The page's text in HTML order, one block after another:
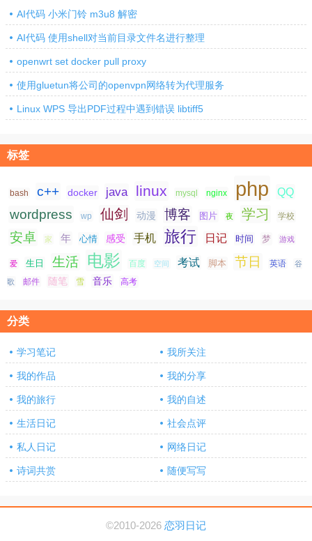
AI代码 小米门铃 m3u8 解密
AI代码 使用shell对当前目录文件名进行整理
openwrt set docker pull proxy
使用gluetun将公司的openvpn网络转为代理服务
Linux WPS 导出PDF过程中遇到错误 libtiff5
标签
bash c++ docker java linux mysql nginx php QQ
wordpress wp 仙剑 动漫 博客 图片 夜 学习 学校
安卓 家 年 心情 感受 手机 旅行 日记 时间 梦 游戏
爱 生日 生活 电影 百度 空间 考试 脚本 节日 英语 谷
歌 邮件 随笔 雪 音乐 高考
分类
学习笔记 我所关注
我的作品 我的分享
我的旅行 我的自述
生活日记 社会点评
私人日记 网络日记
诗词共赏 随便写写
©2010-2026 恋羽日记